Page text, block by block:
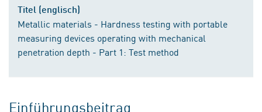
Titel (englisch)
Metallic materials - Hardness testing with portable
measuring devices operating with mechanical
penetration depth - Part 1: Test method
Einführungsbeitrag